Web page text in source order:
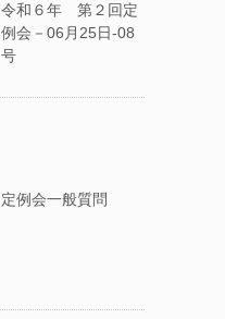
令和６年 第２回定
例会－06月25日-08
号
定例会一般質問